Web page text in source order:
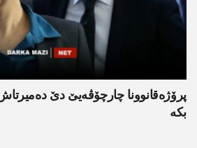
پرۆژەقانوونا چارچۆڤەیێ دێ
بکە